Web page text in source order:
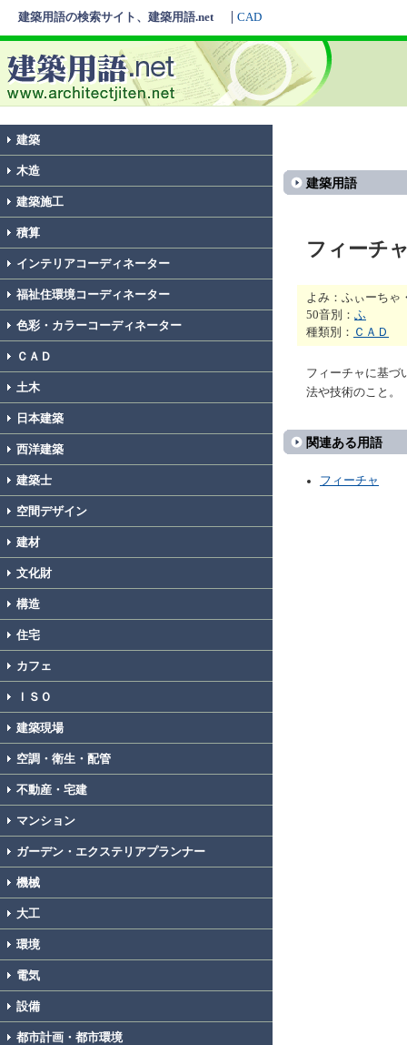
建築用語の検索サイト、建築用語.net CAD
建築
木造
建築施工
積算
インテリアコーディネーター
福祉住環境コーディネーター
色彩・カラーコーディネーター
ＣＡＤ
土木
日本建築
西洋建築
建築士
空間デザイン
建材
文化財
構造
住宅
カフェ
ＩＳＯ
建築現場
空調・衛生・配管
不動産・宅建
マンション
ガーデン・エクステリアプランナー
機械
大工
環境
電気
設備
都市計画・都市環境
建築用語
フィーチ
よみ：ふぃーちゃ
50音別： ふ
種類別： ＣＡＤ
フィーチャに基づ
法や技術のこと。
関連ある用語
フィーチャ